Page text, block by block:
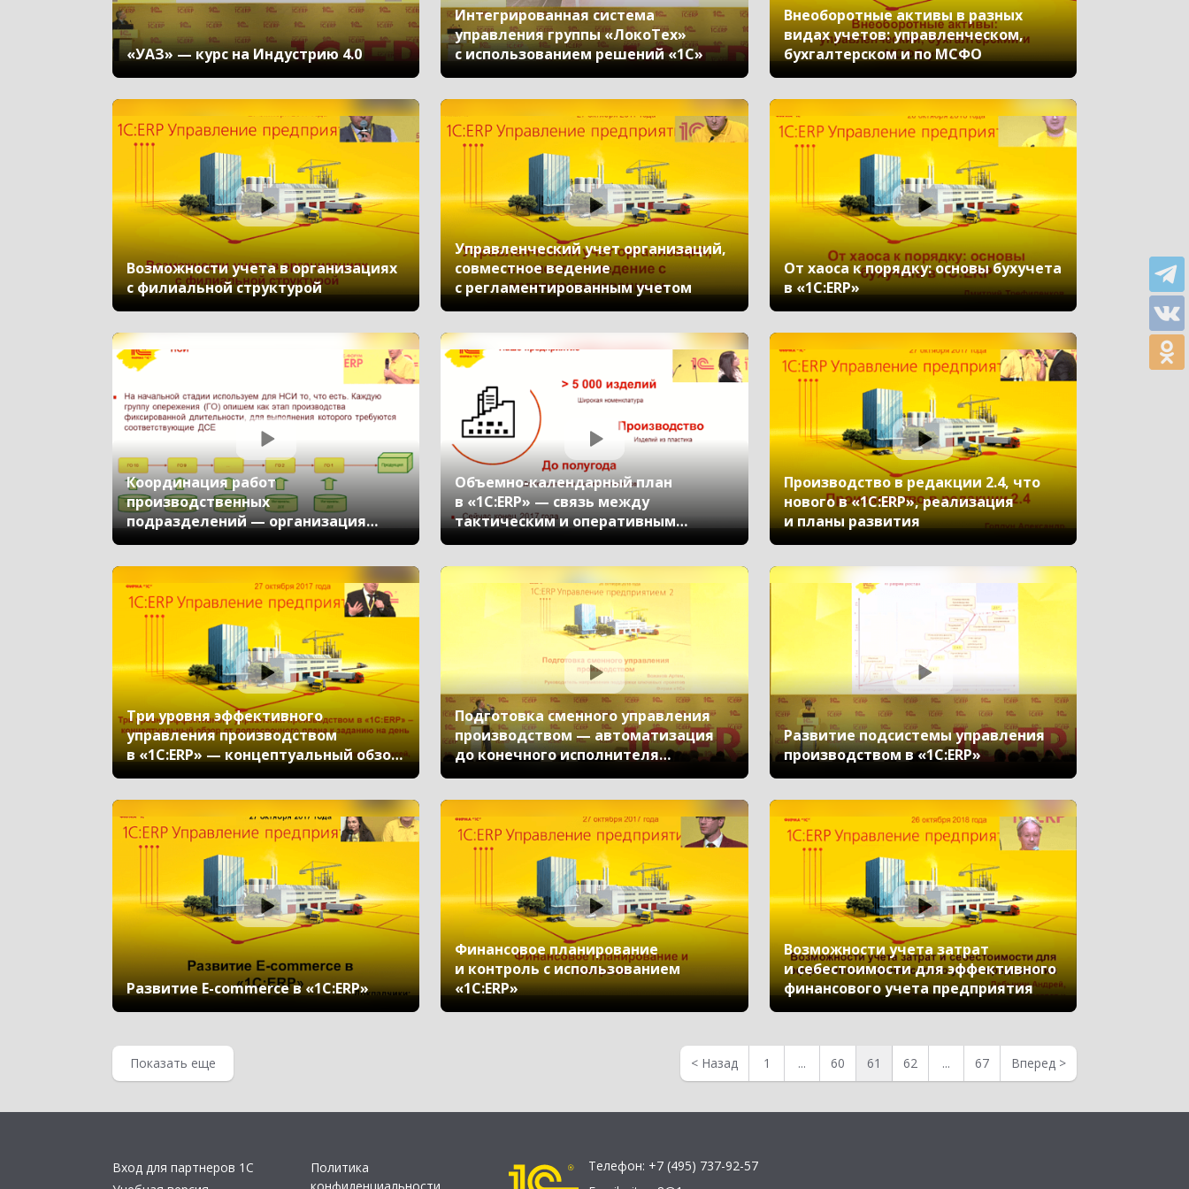
Форум пользователей ДО 2025
«УАЗ» — курс на Индустрию 4.0
Интегрированная система
управления группы «ЛокоТех»
с использованием решений «1С»
Внеоборотные активы в разных
видах учетов: управленческом,
бухгалтерском и по МСФО
Возможности учета в организациях
с филиальной структурой
Управленческий учет организаций,
совместное ведение
с регламентированным учетом
От хаоса к порядку: основы бухучета
в «1С:ERP»
Координация работ
производственных
подразделений — организация
оперативного управления без
Объемно-календарный план
в «1С:ERP» — связь между
тактическим и оперативным
планированием
Производство в редакции 2.4, что
нового в «1С:ERP», реализация
и планы развития
Три уровня эффективного
управления производством
в «1С:ERP» — концептуальный обзор
от долгосрочного плана к заданию
Подготовка сменного управления
производством — автоматизация
до конечного исполнителя
и интеграция с оборудованием
Развитие подсистемы управления
производством в «1С:ERP»
Развитие E-commerce в «1С:ERP»
Финансовое планирование
и контроль с использованием
«1С:ERP»
Возможности учета затрат
и себестоимости для эффективного
финансового учета предприятия
Показать еще < Назад 1 ... 60 61 62 ... 67 Вперед >
Вход для партнеров 1С
Политика
Телефон: +7 (495) 737-92-57